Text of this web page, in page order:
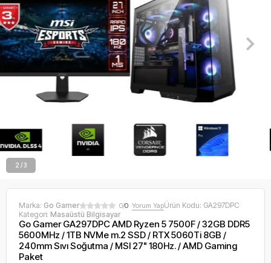
2 / 3
Marka: Go Gamer 0/0 Yorum YapÜrün Kodu: GA297DPC
Kategori: Masaüstü Bilgisayar
Go Gamer GA297DPC AMD Ryzen 5 7500F / 32GB DDR5
5600MHz / 1TB NVMe m.2 SSD / RTX 5060Ti 8GB /
240mm Sıvı Soğutma / MSI 27" 180Hz. / AMD Gaming
Paket